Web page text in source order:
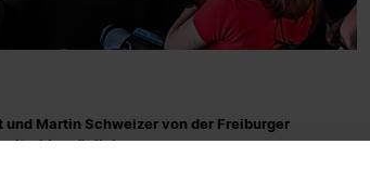
Martin Schweizer von der Freiburger
möglich.